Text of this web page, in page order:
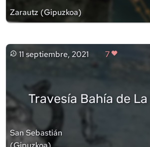
Zarautz(Gipuzkoa)
11 septiembre, 2021 7
Travesía Bahía de
San Sebastián